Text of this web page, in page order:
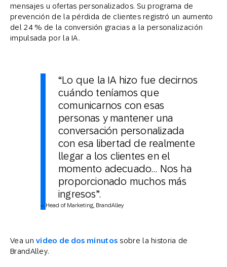
mensajes u ofertas personalizados. Su programa de
prevención de la pérdida de clientes registró un aumento
del 24 % de la conversión gracias a la personalización
impulsada por la IA.
“Lo que la IA hizo fue decirnos
cuándo teníamos que
comunicarnos con esas
personas y mantener una
conversación personalizada
con esa libertad de realmente
llegar a los clientes en el
momento adecuado… Nos ha
proporcionado muchos más
ingresos”.
– Head of Marketing, BrandAlley
Vea unvideo de dos minutos sobre la historia de
BrandAlley.